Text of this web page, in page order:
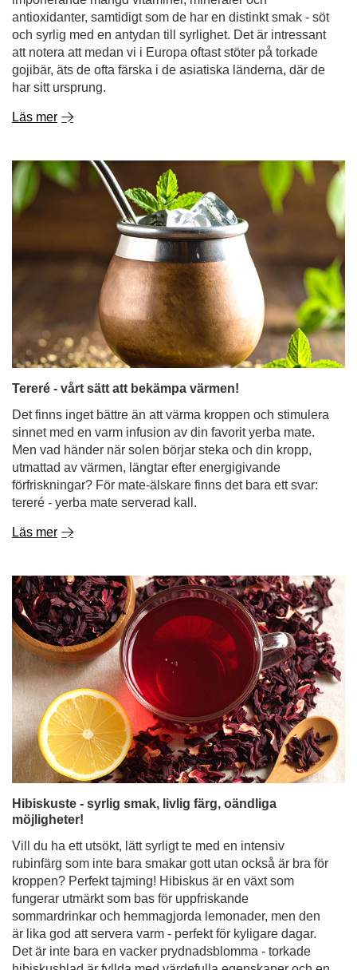
Läs mer
Tereré - vårt sätt att bekämpa värmen!
Det finns inget bättre än att värma kroppen och stimulera
sinnet med en varm infusion av din favorit yerba mate.
Men vad händer när solen börjar steka och din kropp,
utmattad av värmen, längtar efter energigivande
förfriskningar? För mate-älskare finns det bara ett svar:
tereré - yerba mate serverad kall.
Läs mer
Hibiskuste - syrlig smak, livlig färg, oändliga
möjligheter!
Vill du ha ett utsökt, lätt syrligt te med en intensiv
rubinfärg som inte bara smakar gott utan också är bra för
kroppen? Perfekt tajming! Hibiskus är en växt som
fungerar utmärkt som bas för uppfriskande
sommardrinkar och hemmagjorda lemonader, men den
är lika god att servera varm - perfekt för kyligare dagar.
hibiskusblad är fyllda med värdefulla egenskaper och en
unik smak som älskas av människor över hela världen.
Kom in och upptäck hur kraftfull denna till synes
blygsamma blomma verkligen är!
Läs mer